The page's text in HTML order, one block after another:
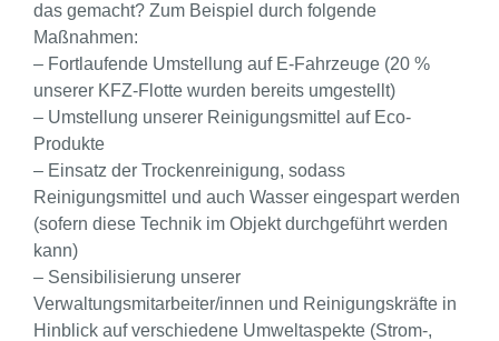
das gemacht? Zum Beispiel durch folgende
Maßnahmen:
– Fortlaufende Umstellung auf E-Fahrzeuge (20 %
unserer KFZ-Flotte wurden bereits umgestellt)
– Umstellung unserer Reinigungsmittel auf Eco-
Produkte
– Einsatz der Trockenreinigung, sodass
Reinigungsmittel und auch Wasser eingespart werden
(sofern diese Technik im Objekt durchgeführt werden
kann)
– Sensibilisierung unserer
Verwaltungsmitarbeiter/innen und Reinigungskräfte in
Hinblick auf verschiedene Umweltaspekte (Strom-,